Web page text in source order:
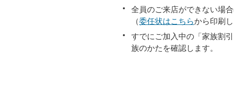
全員のご来店ができない場
（委任状はこちらから印刷
すでにご加入中の「家族割
族のかたを確認します。